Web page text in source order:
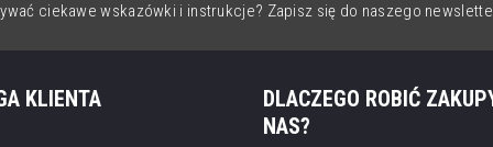
ciekawe wskazówki i instrukcje? Zapisz się do naszego
KLIENTA
DLACZEGO ROBIĆ
NAS?